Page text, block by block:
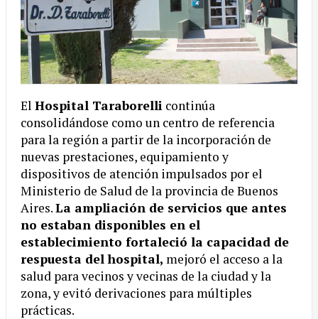
El Hospital Taraborelli continúa
consolidándose como un centro de referencia
para la región a partir de la incorporación de
nuevas prestaciones, equipamiento y
dispositivos de atención impulsados por el
Ministerio de Salud de la provincia de Buenos
Aires.La ampliación de servicios que antes
no estaban disponibles en el
establecimiento fortaleció la capacidad de
respuesta del hospital, mejoró el acceso a la
salud para vecinos y vecinas de la ciudad y la
zona, y evitó derivaciones para múltiples
prácticas.